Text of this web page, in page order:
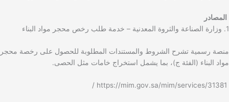
المصادر
1. وزارة الصناعة والثروة المعدنية – خدمة طلب رخص محجر مواد البناء
منصة رسمية تشرح الشروط والمستندات المطلوبة للحصول على رخصة محجر
مواد البناء (الفئة ج)، بما يشمل استخراج خامات مثل الحصى.